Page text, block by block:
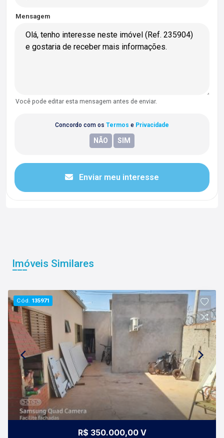
Mensagem
Você pode editar esta mensagem antes de enviar.
Concordo com os Termos e Privacidade
Enviar meu interesse
Imóveis Similares
Cód. 135971
R$ 350.000,00 V